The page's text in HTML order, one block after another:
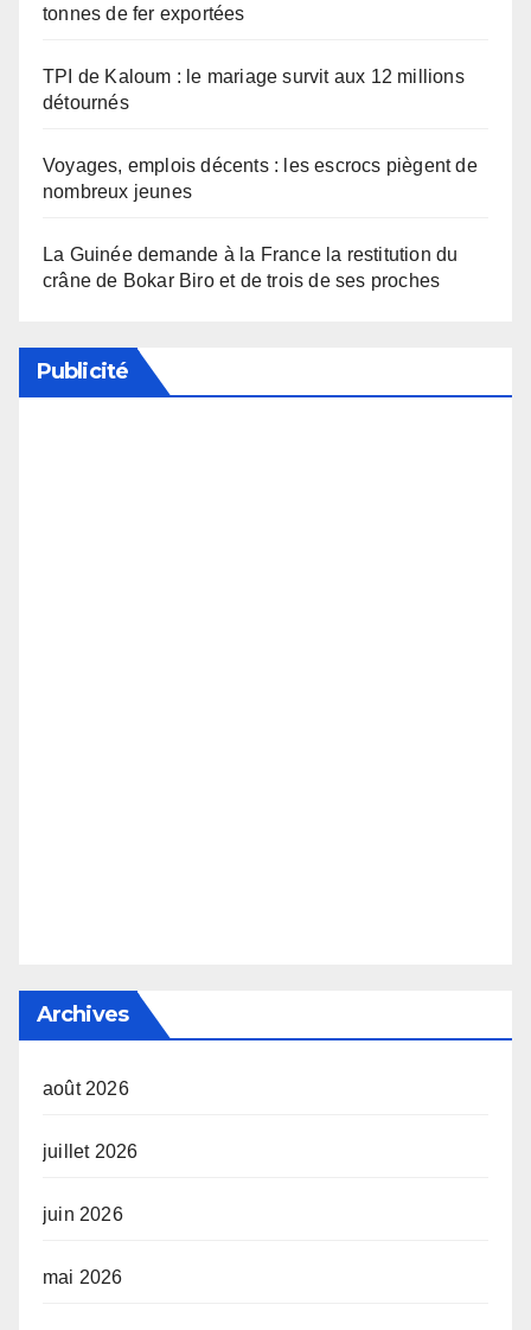
tonnes de fer exportées
TPI de Kaloum : le mariage survit aux 12 millions
détournés
Voyages, emplois décents : les escrocs piègent de
nombreux jeunes
La Guinée demande à la France la restitution du
crâne de Bokar Biro et de trois de ses proches
Publicité
Archives
août 2026
juillet 2026
juin 2026
mai 2026